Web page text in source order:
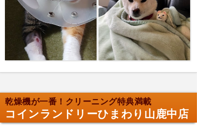
乾燥機が一番！クリーニング特典満載
コインランドリーひまわり山鹿中店